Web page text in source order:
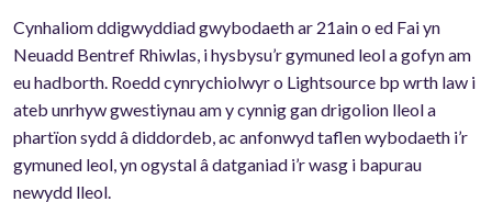
Cynhaliom ddigwyddiad gwybodaeth ar 21ain o ed Fai yn
Neuadd Bentref Rhiwlas, i hysbysu’r gymuned leol a gofyn am
eu hadborth. Roedd cynrychiolwyr o Lightsource bp wrth law i
ateb unrhyw gwestiynau am y cynnig gan drigolion lleol a
phartïon sydd â diddordeb, ac anfonwyd taflen wybodaeth i’r
gymuned leol, yn ogystal â datganiad i’r wasg i bapurau
newydd lleol.